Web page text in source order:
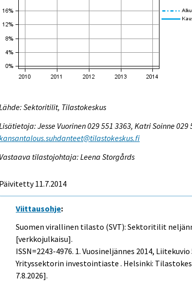
Sektoritilit, Tilastokeskus
Jesse Vuorinen 029 551 3363, Katri Soinne 029
Vastaava tilastojohtaja: Leena Storgårds
Päivitetty 11.7.2014
Viittausohje:
Suomen virallinen tilasto (SVT): Sektoritilit
[verkkojulkaisu].
ISSN=2243-4976. 1. Vuosineljännes 2014, Liitekuvio
Yrityssektorin investointiaste . Helsinki:
7.8.2026].